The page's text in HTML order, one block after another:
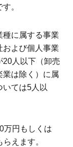
。
に属する事業
および個人事業
20人以下（卸売
業は除く）に属
ては5人以
万円もしくは
えます。